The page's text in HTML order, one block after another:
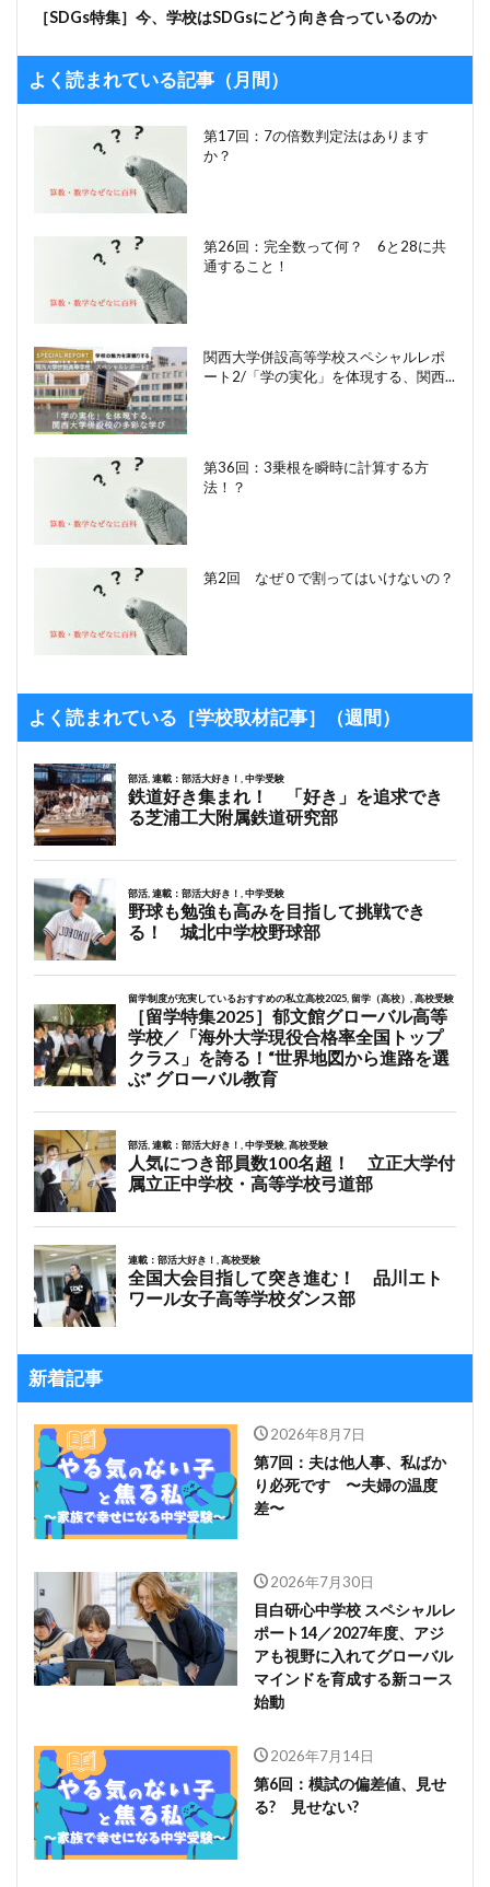
［SDGs特集］今、学校はSDGsにどう向き合っているのか
よく読まれている記事（月間）
第17回：7の倍数判定法はあります
か？
第26回：完全数って何？ 6と28に共
通すること！
関西大学併設高等学校スペシャルレポ
ート2/「学の実化」を体現する、関西...
第36回：3乗根を瞬時に計算する方
法！？
第2回 なぜ０で割ってはいけないの？
よく読まれている［学校取材記事］（週間）
新着記事
2026年8月7日
第7回：夫は他人事、私ばか
り必死です 〜夫婦の温度
差〜
2026年7月30日
目白研心中学校 スペシャルレ
ポート14／2027年度、アジ
アも視野に入れてグローバル
マインドを育成する新コース
始動
2026年7月14日
第6回：模試の偏差値、見せ
る? 見せない?